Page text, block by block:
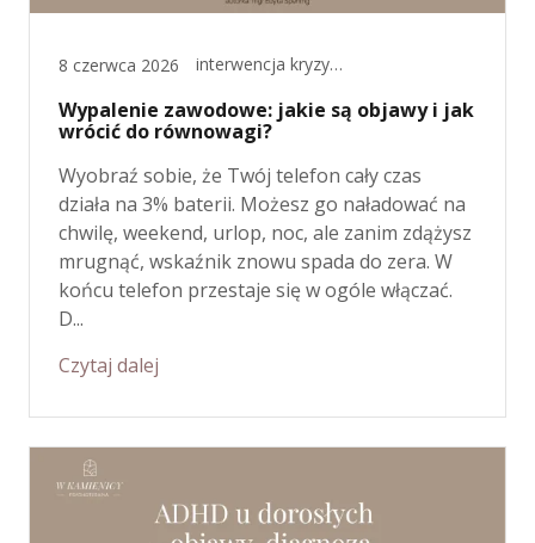
8 czerwca 2026 interwencja kryzysowa, psychoterapia
Wypalenie zawodowe: jakie są objawy i jak
wrócić do równowagi?
Wyobraź sobie, że Twój telefon cały czas
działa na 3% baterii. Możesz go naładować na
chwilę, weekend, urlop, noc, ale zanim zdążysz
mrugnąć, wskaźnik znowu spada do zera. W
końcu telefon przestaje się w ogóle włączać.
D...
Czytaj dalej